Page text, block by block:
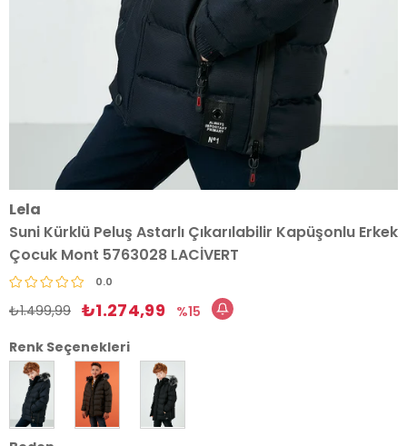
Lela
Suni Kürklü Peluş Astarlı Çıkarılabilir Kapüşonlu Erkek
Çocuk Mont 5763028 LACİVERT
0.0
₺1.499,99 ₺1.274,99
15
Renk Seçenekleri